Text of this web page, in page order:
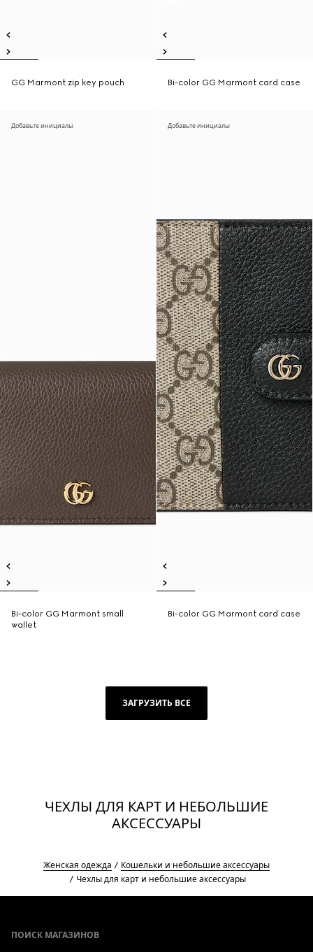
GG Marmont zip key pouch Bi-color GG Marmont card case
Добавьте инициалы
Bi-color GG Marmont small
wallet
Добавьте инициалы
Bi-color GG Marmont card case
ЗАГРУЗИТЬ ВСЕ
ЧЕХЛЫ ДЛЯ КАРТ И НЕБОЛЬШИЕ
АКСЕССУАРЫ
Женская одежда
Кошельки и небольшие аксессуары
Чехлы для карт и небольшие аксессуары
ПОИСК МАГАЗИНОВ